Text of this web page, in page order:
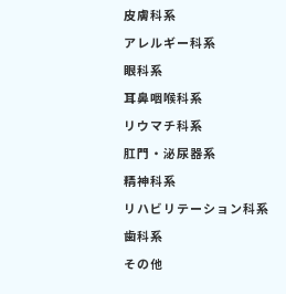
皮膚科系
アレルギー科系
眼科系
耳鼻咽喉科系
リウマチ科系
肛門・泌尿器系
精神科系
リハビリテーション科系
歯科系
その他